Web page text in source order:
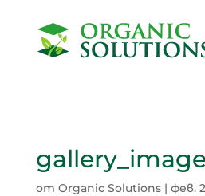
от Organic Solutions| фев.